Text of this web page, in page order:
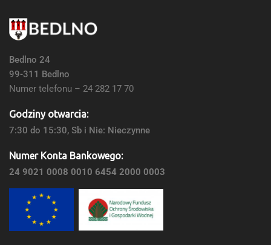
Bedlno 24
99-311 Bedlno
Numer telefonu – 24 282 17 70
Godziny otwarcia:
7:30 do 15:30, Sb i Nie: Nieczynne
Numer Konta Bankowego:
24 9021 0008 0010 6454 2000 0003